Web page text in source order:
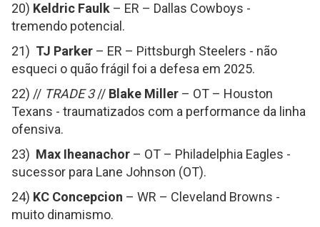
20) Keldric Faulk – ER – Dallas Cowboys -
tremendo potencial.
21) TJ Parker – ER – Pittsburgh Steelers - não
esqueci o quão frágil foi a defesa em 2025.
22) // TRADE 3// Blake Miller – OT – Houston
Texans - traumatizados com a performance da linha
ofensiva.
23) Max Iheanachor – OT – Philadelphia Eagles -
sucessor para Lane Johnson (OT).
24) KC Concepcion – WR – Cleveland Browns -
muito dinamismo.